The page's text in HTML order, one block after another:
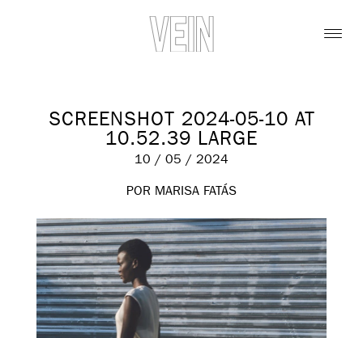
SCREENSHOT 2024-05-10 AT
10.52.39 LARGE
10 / 05 / 2024
POR MARISA FATÁS